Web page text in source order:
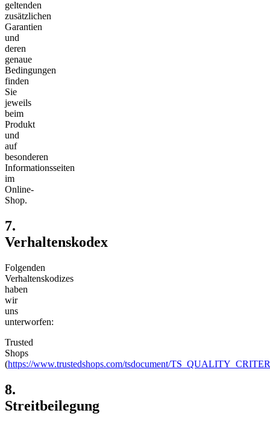
geltenden
zusätzlichen
Garantien
und
deren
genaue
Bedingungen
finden
Sie
jeweils
beim
Produkt
und
auf
besonderen
Informationsseiten
im
Online-
Shop.
7.
Verhaltenskodex​​​​​​​
Folgenden
Verhaltenskodizes
haben
wir
uns
unterworfen:
Trusted
Shops
(https://www.trustedshops.com/tsdocument/
8.
Streitbeilegung​​​​​​​